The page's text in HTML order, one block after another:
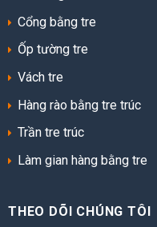
Cổng bằng tre
Ốp tường tre
Vách tre
Hàng rào bằng tre trúc
Trần tre trúc
Làm gian hàng bằng tre
THEO DÕI CHÚNG TÔI